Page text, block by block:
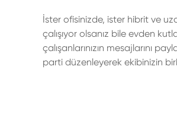
İster ofisinizde, ister hibrit ve
çalışıyor olsanız bile evden
çalışanlarınızın mesajlarını
parti düzenleyerek ekibinizin